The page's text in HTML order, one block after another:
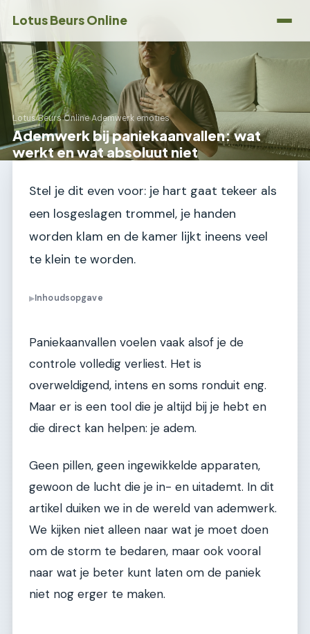
Lotus Beurs Online
Lotus Beurs Online›Ademwerk emoties
Ademwerk bij paniekaanvallen: wat
werkt en wat absoluut niet
Stel je dit even voor: je hart gaat tekeer als
een losgeslagen trommel, je handen
worden klam en de kamer lijkt ineens veel
te klein te worden.
▶Inhoudsopgave
Paniekaanvallen voelen vaak alsof je de
controle volledig verliest. Het is
overweldigend, intens en soms ronduit eng.
Maar er is een tool die je altijd bij je hebt en
die direct kan helpen: je adem.
Geen pillen, geen ingewikkelde apparaten,
gewoon de lucht die je in- en uitademt. In dit
artikel duiken we in de wereld van ademwerk.
We kijken niet alleen naar wat je moet doen
om de storm te bedaren, maar ook vooral
naar wat je beter kunt laten om de paniek
niet nog erger te maken.